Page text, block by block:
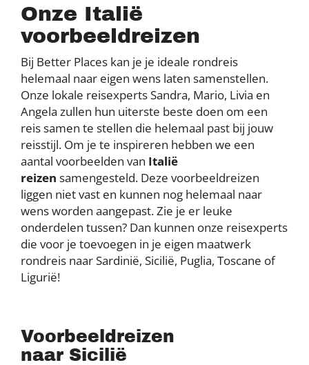
Onze Italië
voorbeeldreizen
Bij Better Places kan je je ideale rondreis
helemaal naar eigen wens laten samenstellen.
Onze lokale reisexperts Sandra, Mario, Livia en
Angela zullen hun uiterste beste doen om een
reis samen te stellen die helemaal past bij jouw
reisstijl. Om je te inspireren hebben we een
aantal voorbeelden van Italië
reizen samengesteld. Deze voorbeeldreizen
liggen niet vast en kunnen nog helemaal naar
wens worden aangepast. Zie je er leuke
onderdelen tussen? Dan kunnen onze reisexperts
die voor je toevoegen in je eigen maatwerk
rondreis naar Sardinië, Sicilië, Puglia, Toscane of
Ligurië!
Voorbeeldreizen
naar Sicilië